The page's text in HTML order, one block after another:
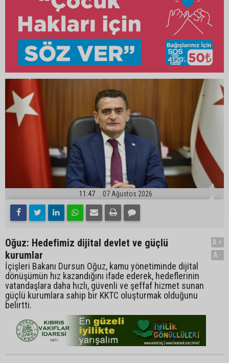
11:47 07 Ağustos 2026
Oğuz: Hedefimiz dijital devlet ve güçlü
kurumlar
İçişleri Bakanı Dursun Oğuz, kamu yönetiminde dijital
dönüşümün hız kazandığını ifade ederek, hedeflerinin
vatandaşlara daha hızlı, güvenli ve şeffaf hizmet sunan
güçlü kurumlara sahip bir KKTC oluşturmak olduğunu
belirtti.
A+
A-